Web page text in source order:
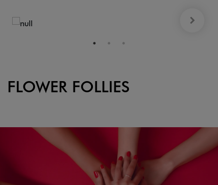
FLOWER FOLLIES